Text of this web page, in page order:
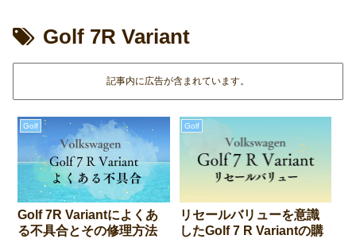
Golf 7R Variant
記事内に広告が含まれています。
Golf
Golf 7R Variantによくあ
る不具合とその修理方法
Golf
リセールバリューを意識
したGolf 7 R Variantの購